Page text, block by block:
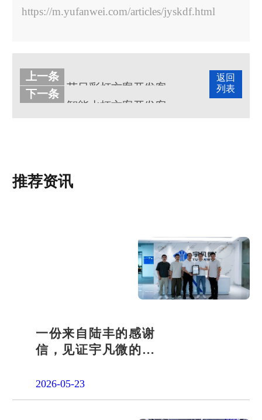
https://m.yufanwei.com/articles/jyskdf.html
返回
列表
上一条
下一条
推荐资讯
一份来自陆丰的感谢
信，见证宇凡微的社
2026-05-23